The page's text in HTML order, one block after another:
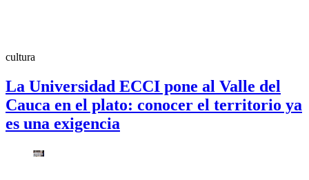
cultura
La Universidad ECCI pone al Valle del
Cauca en el plato: conocer el territorio ya
es una exigencia